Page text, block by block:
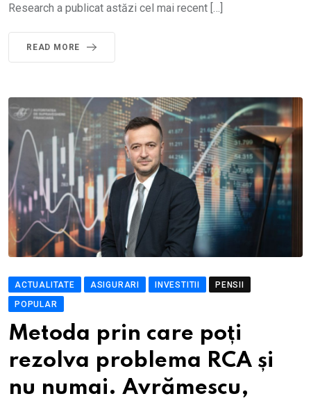
Research a publicat astăzi cel mai recent […]
READ MORE
ACTUALITATE ASIGURARI INVESTITII
PENSII
POPULAR
Metoda prin care poți
rezolva problema RCA și
nu numai. Avrămescu,